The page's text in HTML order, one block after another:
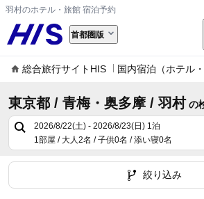
羽村のホテル・旅館 宿泊予約
首都圏版
総合旅行サイトHIS 国内宿泊（ホテル・
東京都 / 青梅・奥多摩 / 羽村 の
2026/8/22(土) - 2026/8/23(日) 1泊
1部屋 / 大人2名 / 子供0名 / 添い寝0名
絞り込み